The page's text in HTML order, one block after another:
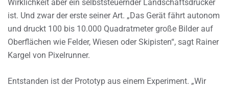
Wirklichkeit aber ein selbststeuernder Landschaftsdrucker
ist. Und zwar der erste seiner Art. „Das Gerät fährt autonom
und druckt 100 bis 10.000 Quadratmeter große Bilder auf
Oberflächen wie Felder, Wiesen oder Skipisten“, sagt Rainer
Kargel von Pixelrunner.
Entstanden ist der Prototyp aus einem Experiment. „Wir